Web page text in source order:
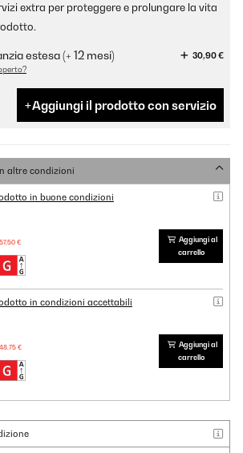
extra per proteggere e prolungare la vita
estesa (+ 12 mesi)
30,90 €
Aggiungi il prodotto con servizio
altre condizioni
in buone condizioni
€
Aggiungi al
carrello
in condizioni accettabili
€
Aggiungi al
carrello